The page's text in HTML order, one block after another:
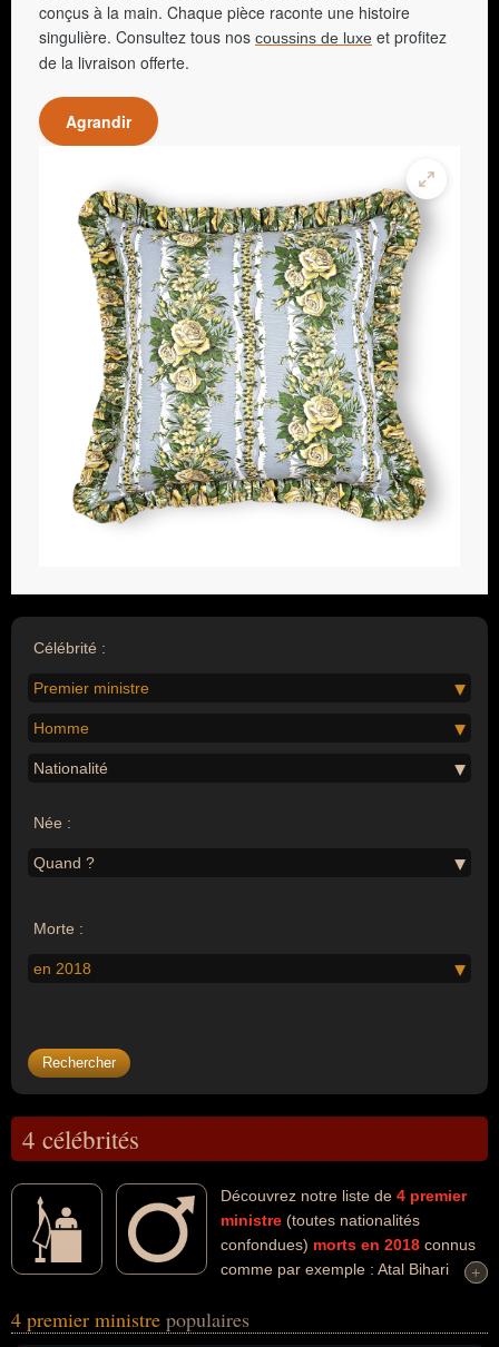
conçus à la main. Chaque pièce raconte une histoire
singulière. Consultez tous nos coussins de luxe et profitez
de la livraison offerte.
Agrandir
Célébrité :
Premier ministre
Homme
Nationalité
Née :
Quand ?
Morte :
en 2018
4 célébrités
Découvrez notre liste de 4 premier
ministre (toutes nationalités
confondues) morts en 2018 connus
comme par exemple : Atal Bihari
Zakhartchenko... Ces personnalités (de sexe masculin) peuvent
+
+
4 premier ministre populaires